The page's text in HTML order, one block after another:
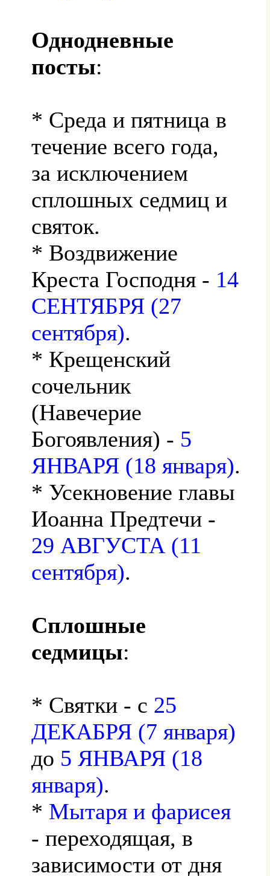
Однодневные
посты:
* Среда и пятница в
течение всего года,
за исключением
сплошных седмиц и
святок.
* Воздвижение
Креста Господня - 14
СЕНТЯБРЯ (27
сентября).
* Крещенский
сочельник
(Навечерие
Богоявления) - 5
ЯНВАРЯ (18 января).
* Усекновение главы
Иоанна Предтечи -
29 АВГУСТА (11
сентября).
Сплошные
седмицы:
* Святки - с 25
ДЕКАБРЯ (7 января)
до 5 ЯНВАРЯ (18
января).
* Мытаря и фарисея
- переходящая, в
зависимости от дня